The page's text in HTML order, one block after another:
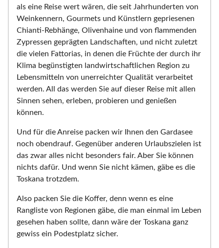
als eine Reise wert wären, die seit Jahrhunderten von
Weinkennern, Gourmets und Künstlern gepriesenen
Chianti-Rebhänge, Olivenhaine und von flammenden
Zypressen geprägten Landschaften, und nicht zuletzt
die vielen Fattorias, in denen die Früchte der durch ihr
Klima begünstigten landwirtschaftlichen Region zu
Lebensmitteln von unerreichter Qualität verarbeitet
werden. All das werden Sie auf dieser Reise mit allen
Sinnen sehen, erleben, probieren und genießen
können.
Und für die Anreise packen wir Ihnen den Gardasee
noch obendrauf. Gegenüber anderen Urlaubszielen ist
das zwar alles nicht besonders fair. Aber Sie können
nichts dafür. Und wenn Sie nicht kämen, gäbe es die
Toskana trotzdem.
Also packen Sie die Koffer, denn wenn es eine
Rangliste von Regionen gäbe, die man einmal im Leben
gesehen haben sollte, dann wäre der Toskana ganz
gewiss ein Podestplatz sicher.